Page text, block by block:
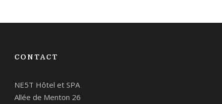
CONTACT
NE5T Hôtel et SPA
Allée de Menton 26